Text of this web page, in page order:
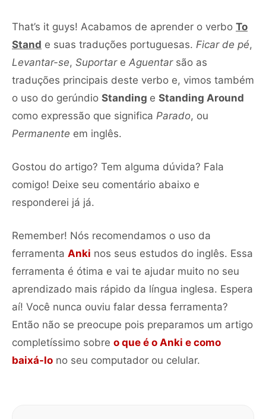
That’s it guys! Acabamos de aprender o verbo To
Stand e suas traduções portuguesas. Ficar de pé,
Levantar-se, Suportare Aguentarsão as
traduções principais deste verbo e, vimos também
o uso do gerúndio Standing e Standing Around
como expressão que significa Parado, ou
Permanente em inglês.
Gostou do artigo? Tem alguma dúvida? Fala
comigo! Deixe seu comentário abaixo e
responderei já já.
Remember! Nós recomendamos o uso da
ferramenta Anki nos seus estudos do inglês. Essa
ferramenta é ótima e vai te ajudar muito no seu
aprendizado mais rápido da língua inglesa. Espera
aí! Você nunca ouviu falar dessa ferramenta?
Então não se preocupe pois preparamos um artigo
completíssimo sobre o que é o Anki e como
baixá-lo no seu computador ou celular.